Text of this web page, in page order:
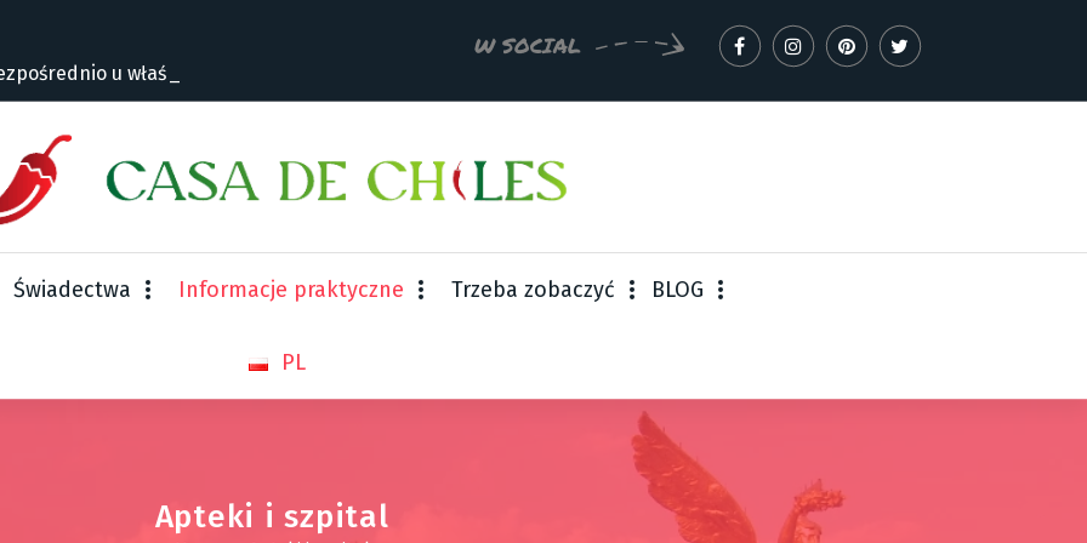
u właścicie
W SOCIAL
Świadectwa Informacje praktyczne Trzeba zobaczyć BLOG
PL
Apteki i szpital